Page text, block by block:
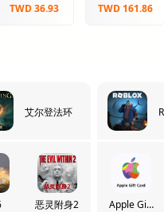
TWD 36.93
TWD 161.86
艾尔登法环
恶灵附身2
Apple Gift